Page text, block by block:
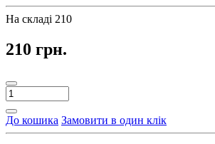
На складі 210
210 грн.
До кошика Замовити в один клік